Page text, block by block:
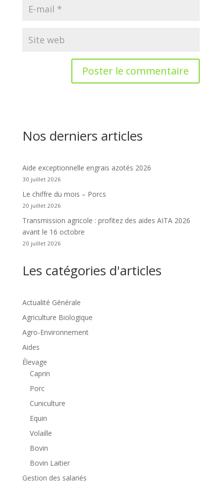
Nos derniers articles
Aide exceptionnelle engrais azotés 2026
30 juillet 2026
Le chiffre du mois – Porcs
20 juillet 2026
Transmission agricole : profitez des aides AITA 2026
avant le 16 octobre
20 juillet 2026
Les catégories d'articles
Actualité Générale
Agriculture Biologique
Agro-Environnement
Aides
Élevage
Caprin
Porc
Cuniculture
Equin
Volaille
Bovin
Bovin Laitier
Gestion des salariés